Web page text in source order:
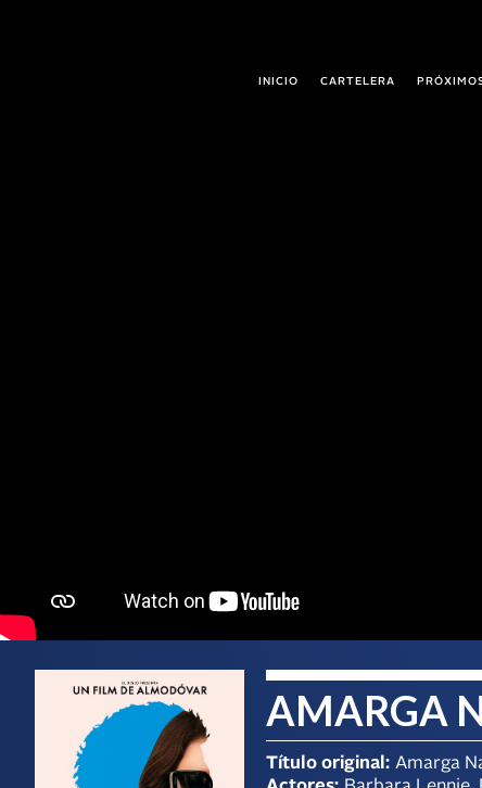
INICIO CARTELERA
AMARGA
Título original: Amarga